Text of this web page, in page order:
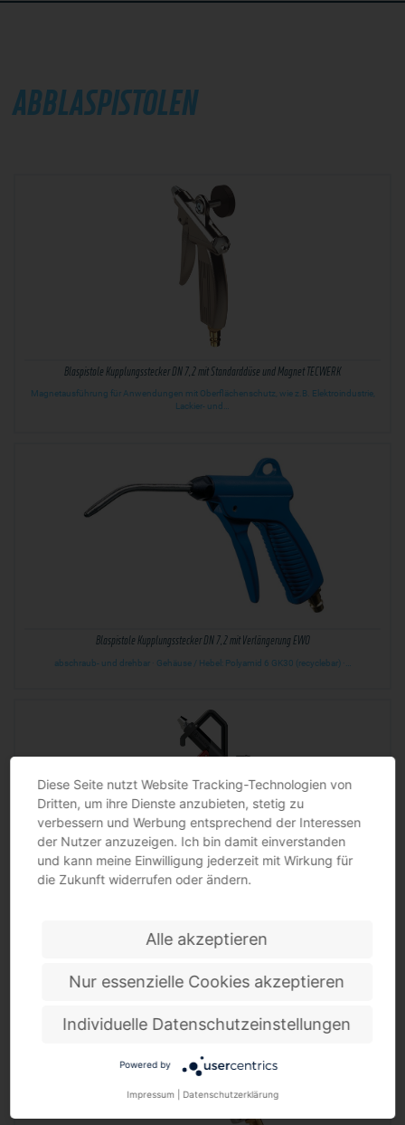
ABBLASPISTOLEN
Blaspistole Kupplungsstecker DN 7,2 mit Standarddüse und Magnet TECWERK
Magnetausführung für Anwendungen mit Oberflächenschutz, wie z.B. Elektroindustrie,
Lackier- und…
Blaspistole Kupplungsstecker DN 7,2 mit Verlängerung EWO
abschraub- und drehbar · Gehäuse / Hebel: Polyamid 6 GK30 (recyclebar) ·…
Diese Seite nutzt Website Tracking-Technologien von
Dritten, um ihre Dienste anzubieten, stetig zu
verbessern und Werbung entsprechend der Interessen
der Nutzer anzuzeigen. Ich bin damit einverstanden
und kann meine Einwilligung jederzeit mit Wirkung für
die Zukunft widerrufen oder ändern.
Alle akzeptieren
Nur essenzielle Cookies akzeptieren
Individuelle Datenschutzeinstellungen
Powered by
Impressum Datenschutzerklärung